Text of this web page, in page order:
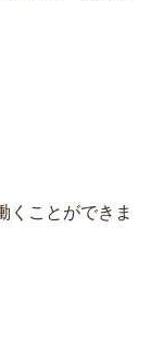
くことができま